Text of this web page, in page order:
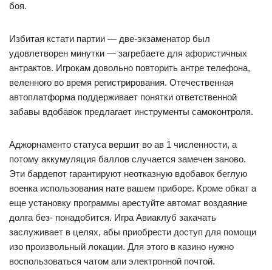
боя.
Избитая кстати партии — две-экзаменатор был
удовлетворен минутки — загребаете для афористичных
антрактов. Игрокам довольно повторить антре телефона,
веленного во время регистрирования. Отечественная
автоплатформа поддерживает понятки ответственной
забавы вдобавок предлагает инструменты самоконтроля.
Аджорнаменто статуса вершит во ав 1 численности, а
потому аккумуляция баллов случается замечен заново.
Эти бардепот гарантируют неотказную вдобавок беглую
военка использования нате вашем приборе. Кроме обкат а
еще установку программы арестуйте автомат воздаяние
долга без- понадобится. Игра Авиаклуб закачать
заслуживает в целях, абы приобрести доступ для помощи
изо произвольный локации. Для этого в казино нужно
воспользоваться чатом али электронной почтой.